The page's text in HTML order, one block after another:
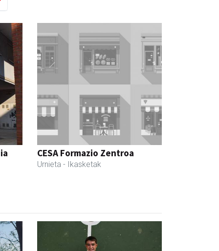
CESA Formazio Zentroa
Urnieta - Ikasketak